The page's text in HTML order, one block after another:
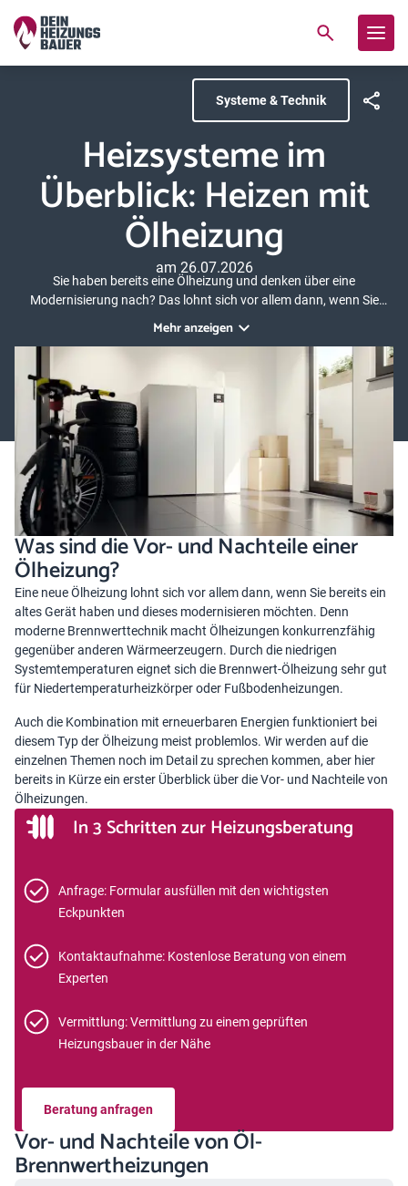
Systeme & Technik
Heizsysteme im
Überblick: Heizen mit
Ölheizung
am 26.07.2026
Sie haben bereits eine Ölheizung und denken über eine
Modernisierung nach? Das lohnt sich vor allem dann, wenn Sie
Konstanttemperaturkessel haben. Denn diese sind veraltet und
ineffizient und werden heute gar nicht mehr verbaut. Oder fragen
Sie sich, ob Öl bei einem Neubau noch Sinn macht? Wir
beantworten, was die Vor- und Nachteile einer Ölheizung sind.
Außerdem: Worauf Sie bei der Anschaffung einer Ölheizung achten
sollten, was Sie mit dem alten Öltank machen, wie ein Ölgerät
überhaupt funktioniert und was Anschaffung, Wartung und
Mehr anzeigen
Was sind die Vor- und Nachteile einer
Ölheizung?
Eine neue Ölheizung lohnt sich vor allem dann, wenn Sie bereits ein
altes Gerät haben und dieses modernisieren möchten. Denn
moderne Brennwerttechnik macht Ölheizungen konkurrenzfähig
gegenüber anderen Wärmeerzeugern. Durch die niedrigen
Systemtemperaturen eignet sich die Brennwert-Ölheizung sehr gut
für Niedertemperaturheizkörperoder Fußbodenheizungen.
Auch die Kombination mit erneuerbaren Energien funktioniert bei
diesem Typ der Ölheizung meist problemlos. Wir werden auf die
einzelnen Themen noch im Detail zu sprechen kommen, aber hier
bereits in Kürze ein erster Überblick über die Vor- und Nachteile von
Ölheizungen.
In 3 Schritten zur Heizungsberatung
Anfrage: Formular ausfüllen mit den wichtigsten
Eckpunkten
Kontaktaufnahme: Kostenlose Beratung von einem
Experten
Vermittlung: Vermittlung zu einem geprüften
Heizungsbauer in der Nähe
Beratung anfragen
Vor- und Nachteile von Öl-
Brennwertheizungen